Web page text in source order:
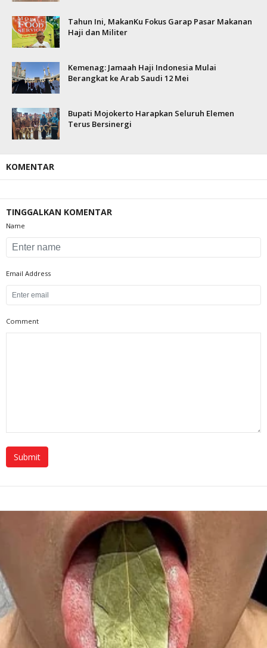
Tahun Ini, MakanKu Fokus Garap Pasar Makanan
Haji dan Militer
Kemenag: Jamaah Haji Indonesia Mulai
Berangkat ke Arab Saudi 12 Mei
Bupati Mojokerto Harapkan Seluruh Elemen
Terus Bersinergi
KOMENTAR
TINGGALKAN KOMENTAR
Name
Email Address
Comment